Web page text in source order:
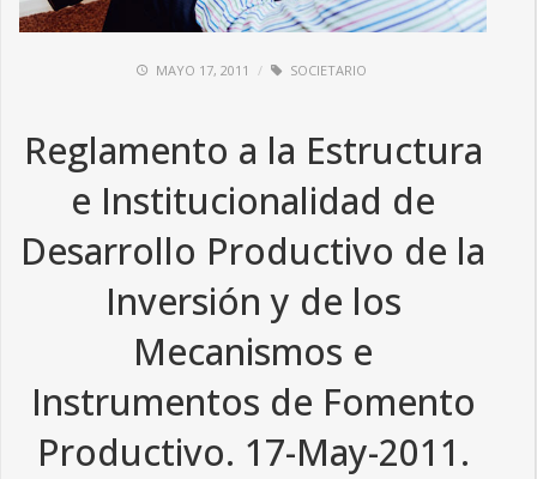
MAYO 17, 2011 SOCIETARIO
Reglamento a la Estructura
e Institucionalidad de
Desarrollo Productivo de la
Inversión y de los
Mecanismos e
Instrumentos de Fomento
Productivo. 17-May-2011.